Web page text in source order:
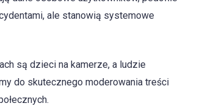
ale stanowią systemowe
są dzieci na kamerze, a ludzie
do skutecznego moderowania treści